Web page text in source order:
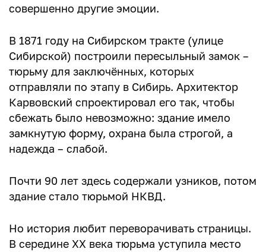
совершенно другие эмоции.
В 1871 году на Сибирском тракте (улице
Сибирской) построили пересыльный замок –
тюрьму для заключённых, которых
отправляли по этапу в Сибирь. Архитектор
Карвовский спроектировал его так, чтобы
сбежать было невозможно: здание имело
замкнутую форму, охрана была строгой, а
надежда – слабой.
Почти 90 лет здесь содержали узников, потом
здание стало тюрьмой НКВД.
Но история любит переворачивать страницы.
В середине XX века тюрьма уступила место